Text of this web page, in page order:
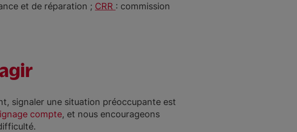
et de réparation ; CRR : commission
signaler une situation préoccupante est
compte, et nous encourageons